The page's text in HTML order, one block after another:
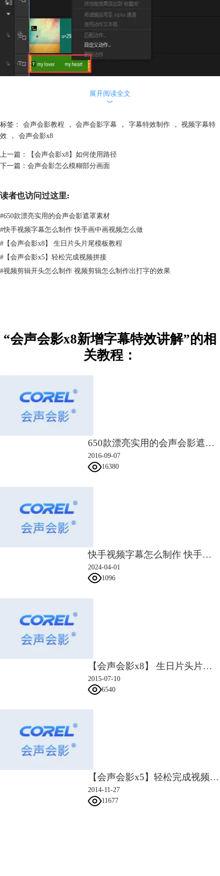
2） 然后在标题轨选中字幕，右击鼠标选择“将此帧转换为PNG”，然后，
软件会自动将字幕变为PNG图片存放到媒体库中；
图2：转为PNG图片之后效果
3） 之后需要的时候只要将其移动到覆叠轨中，即可，操作如上图2所
2、 将字幕转为动画
将字幕变为动画存放在媒体库中
展开阅读全文
︾
标签： 会声会影教程 ， 会声会影字幕 ， 字幕特效制作 ，
视频字幕特
效
， 会声会影x8
上一篇：
【会声会影x8】如何使用路径
下一篇： 会声会影怎么模糊部分画面
读者也访问过这里:
#650款漂亮实用的会声会影遮罩素材
#快手视频字幕怎么制作 快手画中画视频怎么做
# 【会声会影x8】 生日片头片尾模板教程
# 【会声会影x5】轻松完成视频拼接
#视频剪辑开头怎么制作 视频剪辑怎么制作出打字的效果
“会声会影x8新增字幕特效讲解”的相
关教程：
650款漂亮实用的会声会影遮罩素材
2016-09-07
16380
快手视频字幕怎么制作 快手画中画视频怎么做
2024-04-01
1096
【会声会影x8】 生日片头片尾模板教程
2015-07-10
6540
【会声会影x5】轻松完成视频拼接
2014-11-27
11677